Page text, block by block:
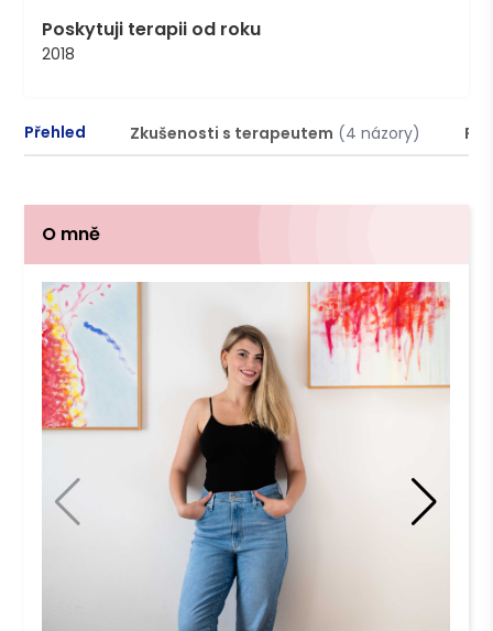
Poskytuji terapii od roku
2018
Přehled Zkušenosti s terapeutem (4 názory)
O mně